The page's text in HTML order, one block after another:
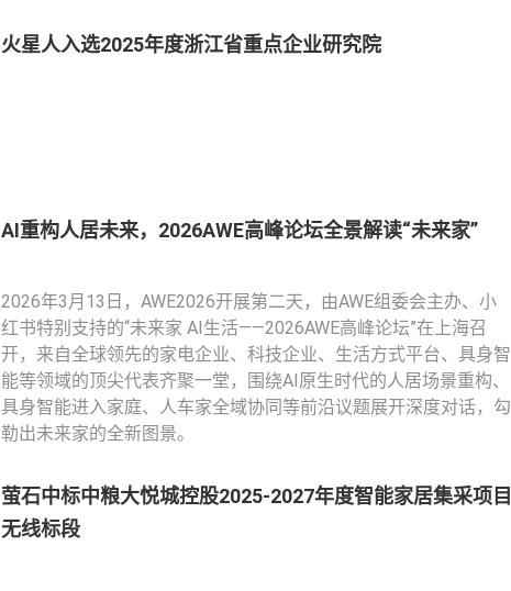
火星人入选2025年度浙江省重点企业研究院
AI重构人居未来，2026AWE高峰论坛全景解读“未来家”
2026年3月13日，AWE2026开展第二天，由AWE组委会主办、小
红书特别支持的“未来家 AI生活——2026AWE高峰论坛”在上海召
开，来自全球领先的家电企业、科技企业、生活方式平台、具身智
能等领域的顶尖代表齐聚一堂，围绕AI原生时代的人居场景重构、
具身智能进入家庭、人车家全域协同等前沿议题展开深度对话，勾
勒出未来家的全新图景。
萤石中标中粮大悦城控股2025-2027年度智能家居集采项目
无线标段